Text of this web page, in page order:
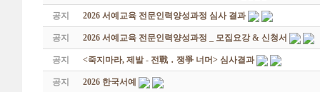
공지 2026 서예교육 전문인력양성과정 심사 결과
공지 2026 서예교육 전문인력양성과정 _ 모집요강 & 신청서
공지 <죽지마라, 제발 - 전戰 ․ 쟁爭 너머> 심사결과
공지 2026 한국서예